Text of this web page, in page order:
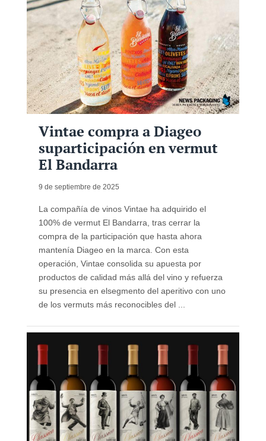
Vintae compra a Diageo
suparticipación en vermut
El Bandarra
9 de septiembre de 2025
La compañía de vinos Vintae ha adquirido el
100% de vermut El Bandarra, tras cerrar la
compra de la participación que hasta ahora
mantenía Diageo en la marca. Con esta
operación, Vintae consolida su apuesta por
productos de calidad más allá del vino y refuerza
su presencia en elsegmento del aperitivo con uno
de los vermuts más reconocibles del ...